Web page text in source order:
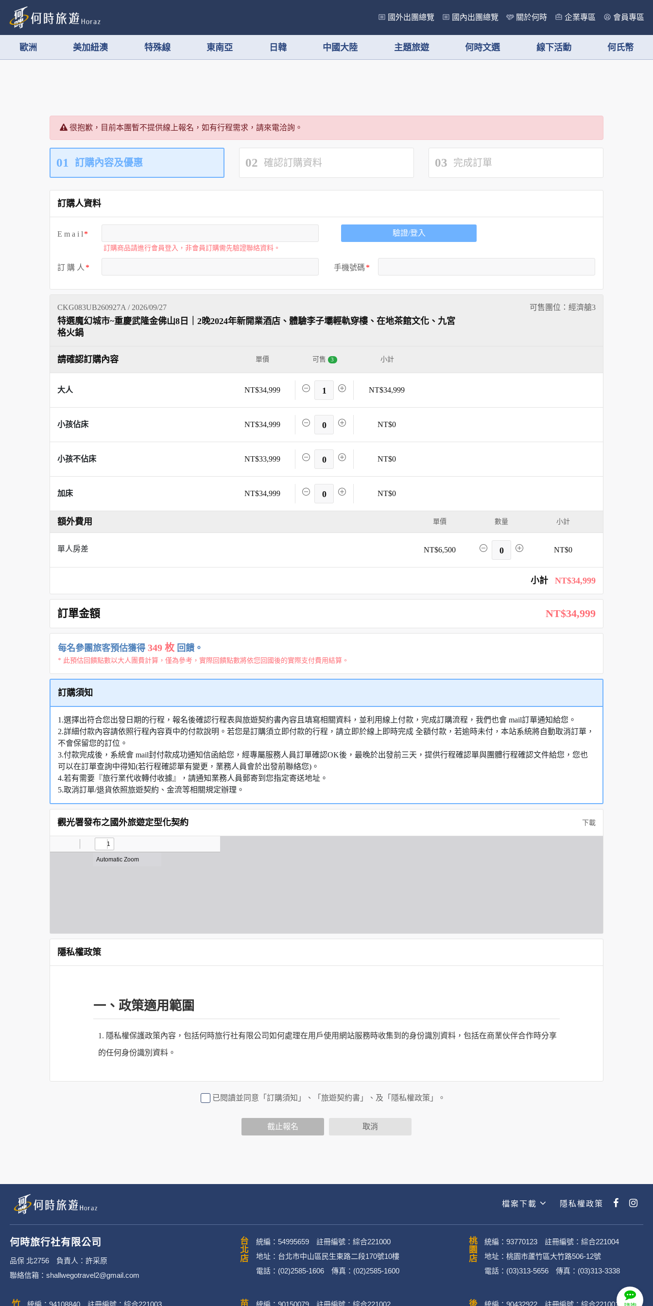
國外出團總覽 國內出團總覽 關於何時 企業專區 會員專區
歐洲 美加紐澳 特殊線 東南亞 日韓 中國大陸 主題旅遊 何時文選 線下活動 何氏幣
很抱歉，目前本團暫不提供線上報名，如有行程需求，請來電洽詢。
01 訂購內容及優惠 02 確認訂購資料 03 完成訂單
訂購人資料
E m a i l
訂購商品請進行會員登入，非會員訂購需先驗證聯絡資料。
驗證/登入
訂 購 人 手機號碼
CKG083UB260927A / 2026/09/27 可售團位：經濟艙3
特選魔幻城市~重慶武隆金佛山8日｜2晚2024年新開業酒店、體驗李子壩輕軌穿樓、在地茶館文化、九宮
格火鍋
請確認訂購內容 單價 可售 3 小計
大人 NT$34,999 1 NT$34,999
小孩佔床 NT$34,999 0 NT$0
小孩不佔床 NT$33,999 0 NT$0
加床 NT$34,999 0 NT$0
額外費用 單價 數量 小計
單人房差 NT$6,500 0 NT$0
小計 NT$34,999
訂單金額 NT$34,999
每名參團旅客預估獲得 349 枚 回饋。
* 此預估回饋點數以大人團費計算，僅為參考，實際回饋點數將依您回國後的實際支付費用結算。
訂購須知
1.選擇出符合您出發日期的行程，報名後確認行程表與旅遊契約書內容且填寫相關資料，並利用線上付款，完成訂購流程，我們也會 mail訂單通知給您。
2.詳細付款內容請依照行程內容頁中的付款說明。若您是訂購須立即付款的行程，請立即於線上即時完成 全額付款，若逾時未付，本站系統將自動取消訂單，
不會保留您的訂位。
3.付款完成後，系統會 mail封付款成功通知信函給您，經專屬服務人員訂單確認OK後，最晚於出發前三天，提供行程確認單與團體行程確認文件給您，您也
可以在訂單查詢中得知(若行程確認單有變更，業務人員會於出發前聯絡您)。
4.若有需要『旅行業代收轉付收據』，請通知業務人員郵寄到您指定寄送地址。
5.取消訂單/退貨依照旅遊契約、金流等相關規定辦理。
觀光署發布之國外旅遊定型化契約 下載
隱私權政策
一、政策適用範圍
1. 隱私權保護政策內容，包括何時旅行社有限公司如何處理在用戶使用網站服務時收集到的身份識別資料，包括在商業伙伴合作時分享
的任何身份識別資料。
行社有限公司旗下網站上的廣告廠商連結，這些置放連結的廠商也可能蒐集您個人的資料。對於您主動提供的個人資訊，這些廣告廠商
3. 您個人在何時旅行社有限公司旗下網站上的聊天室或討論區中任意公開個人資料的行為，在非經加密的保護下，不適用於何時旅行社
二、個資蒐集處理利用
2. 蒐集目的：提供本公司相關服務、行銷、客戶管理、會員管理及其他與第三人合作之行銷推廣活動。
3. 個人資料類別：
辨識個人者(包含但不限於中英文姓名、地址、聯絡電話、電子郵件信箱、通訊軟帳號、社群．媒體帳號、網路平台申請之帳號及
已閱讀並同意「訂購須知」、「旅遊契約書」、及「隱私權政策」。
截止報名 取消
檔案下載 隱私權政策
何時旅行社有限公司
品保 北2756 負責人：許采原
聯絡信箱：shallwegotravel2@gmail.com
台北店
統編：54995659 註冊編號：綜合221000
地址：台北市中山區民生東路二段170號10樓
電話：(02)2585-1606 傳真：(02)2585-1600
桃園店
統編：93770123 註冊編號：綜合221004
地址：桃園市蘆竹區大竹路506-12號
電話：(03)313-5656 傳真：(03)313-3338
統編：94108840 註冊編號：綜合221003 統編：90150079 註冊編號：綜合221002 統編：90432922 註冊編號：綜合221001